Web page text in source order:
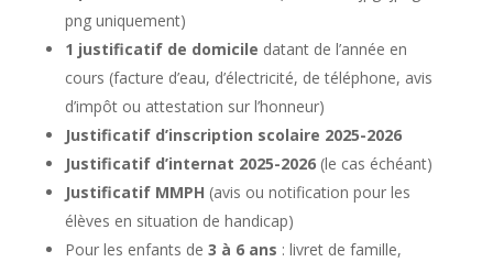
png uniquement)
1 justificatif de domicile datant de l’année en
cours (facture d’eau, d’électricité, de téléphone, avis
d’impôt ou attestation sur l’honneur)
Justificatif d’inscription scolaire 2025-2026
Justificatif d’internat 2025-2026(le cas échéant)
Justificatif MMPH (avis ou notification pour les
élèves en situation de handicap)
Pour les enfants de 3 à 6 ans : livret de famille,